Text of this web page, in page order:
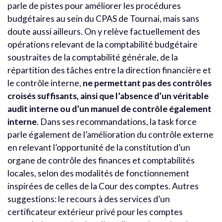
parle de pistes pour améliorer les procédures
budgétaires au sein du CPAS de Tournai, mais sans
doute aussi ailleurs. On y relève factuellement des
opérations relevant de la comptabilité budgétaire
soustraites de la comptabilité générale, de la
répartition des tâches entre la direction financière et
le contrôle interne, ne permettant pas des contrôles
croisés suffisants, ainsi que l’absence d’un véritable
audit interne ou d’un manuel de contrôle également
interne. Dans ses recommandations, la task force
parle également de l’amélioration du contrôle externe
en relevant l’opportunité de la constitution d’un
organe de contrôle des finances et comptabilités
locales, selon des modalités de fonctionnement
inspirées de celles de la Cour des comptes. Autres
suggestions: le recours à des services d’un
certificateur extérieur privé pour les comptes